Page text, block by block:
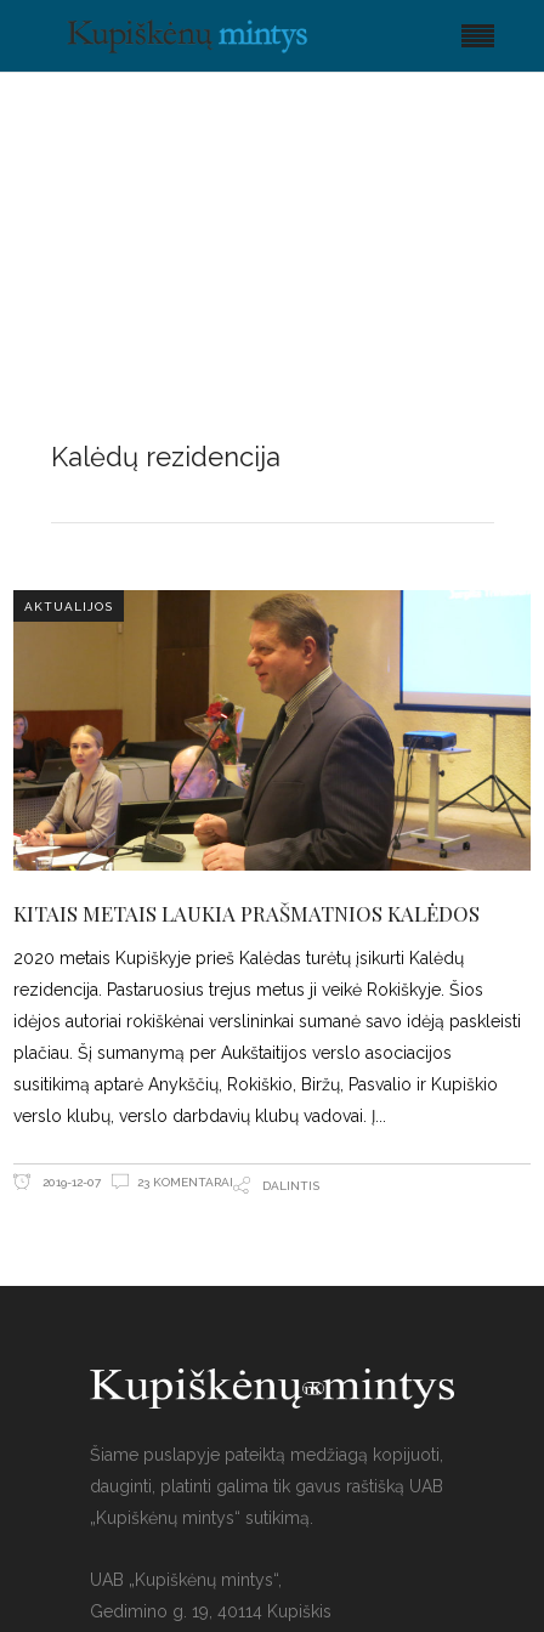
Kalėdų rezidencija
AKTUALIJOS
KITAIS METAIS LAUKIA PRAŠMATNIOS KALĖDOS
2020 metais Kupiškyje prieš Kalėdas turėtų įsikurti Kalėdų
rezidencija. Pastaruosius trejus metus ji veikė Rokiškyje. Šios
idėjos autoriai rokiškėnai verslininkai sumanė savo idėją paskleisti
plačiau. Šį sumanymą per Aukštaitijos verslo asociacijos
susitikimą aptarė Anykščių, Rokiškio, Biržų, Pasvalio ir Kupiškio
verslo klubų, verslo darbdavių klubų vadovai. Į
2019-12-07 23 KOMENTARAI DALINTIS
Šiame puslapyje pateiktą medžiagą kopijuoti,
dauginti, platinti galima tik gavus raštišką UAB
„Kupiškėnų mintys“ sutikimą.
UAB „Kupiškėnų mintys“,
Gedimino g. 19, 40114 Kupiškis